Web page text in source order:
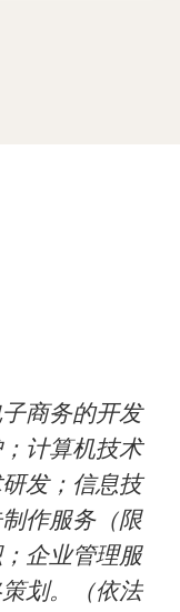
商务的开发
计算机技术
发；信息技
作服务（限
企业管理服
划。（依法